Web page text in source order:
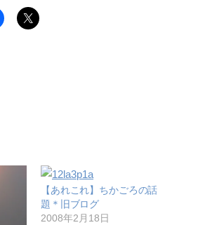
【あれこれ】ちかごろの話
題＊旧ブログ
2008年2月18日